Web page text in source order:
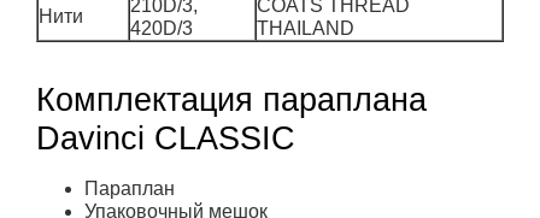
Нити
210D/3,
420D/3
COATS THREAD
THAILAND
Комплектация параплана
Davinci CLASSIC
Параплан
Упаковочный мешок